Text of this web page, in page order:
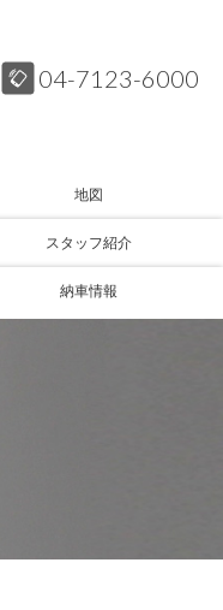
04-7123-6000
地図
スタッフ紹介
納車情報